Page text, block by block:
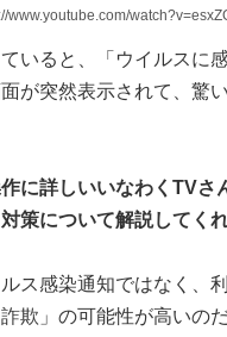
いると、「ウイルスに
が突然表示されて、驚
に詳しいいなわくTVさ
策について解説してく
ス感染通知ではなく、
欺」の可能性が高いの